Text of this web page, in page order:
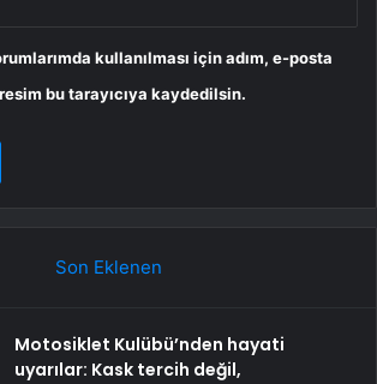
kullanılması için adım, e-posta
bu tarayıcıya kaydedilsin.
Son Eklenen
Motosiklet Kulübü’nden hayati
uyarılar: Kask tercih değil,